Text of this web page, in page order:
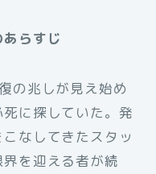
らすじ
の兆しが見え始め
に探していた。発
なしてきたスタッ
を迎える者が続